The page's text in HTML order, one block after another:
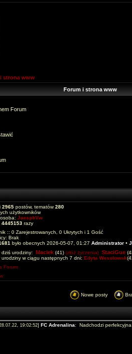
strona www
Forum i strona www
Forum
2965 postów, tematów280
użytkowników
JoesphVw
4445153 razy
:: 0 Zarejestrowanych, 0 Ukrytych i 1 Gość
Brak
było obecnych 2026-05-07, 01:27 Administrator •
dziś urodziny: Maciek (41) (złóż życzenia) StaciGue
w ciągu następnych 7 dni: Edyta Wesolowsk
Forum
Nowe posty